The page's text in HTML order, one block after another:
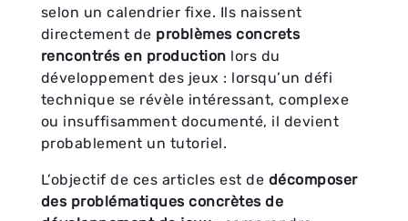
selon un calendrier fixe. Ils naissent
directement de problèmes concrets
rencontrés en production lors du
développement des jeux : lorsqu’un défi
technique se révèle intéressant, complexe
ou insuffisamment documenté, il devient
probablement un tutoriel.
L’objectif de ces articles est de décomposer
des problématiques concrètes de